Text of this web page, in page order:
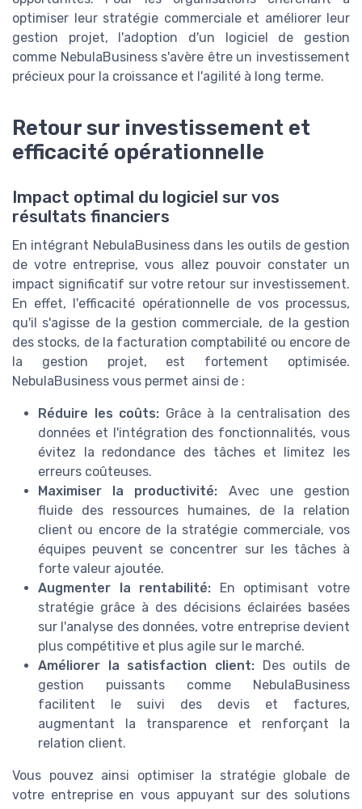
optimiser leur stratégie commerciale et améliorer leur
gestion projet, l'adoption d'un logiciel de gestion
comme NebulaBusiness s'avère être un investissement
précieux pour la croissance et l'agilité à long terme.
Retour sur investissement et
efficacité opérationnelle
Impact optimal du logiciel sur vos
résultats financiers
En intégrant NebulaBusiness dans les outils de gestion
de votre entreprise, vous allez pouvoir constater un
impact significatif sur votre retour sur investissement.
En effet, l'efficacité opérationnelle de vos processus,
qu'il s'agisse de la gestion commerciale, de la gestion
des stocks, de la facturation comptabilité ou encore de
la gestion projet, est fortement optimisée.
NebulaBusiness vous permet ainsi de :
Réduire les coûts: Grâce à la centralisation des
données et l'intégration des fonctionnalités, vous
évitez la redondance des tâches et limitez les
erreurs coûteuses.
Maximiser la productivité: Avec une gestion
fluide des ressources humaines, de la relation
client ou encore de la stratégie commerciale, vos
équipes peuvent se concentrer sur les tâches à
forte valeur ajoutée.
Augmenter la rentabilité: En optimisant votre
stratégie grâce à des décisions éclairées basées
sur l'analyse des données, votre entreprise devient
plus compétitive et plus agile sur le marché.
Améliorer la satisfaction client: Des outils de
gestion puissants comme NebulaBusiness
facilitent le suivi des devis et factures,
augmentant la transparence et renforçant la
relation client.
Vous pouvez ainsi optimiser la stratégie globale de
votre entreprise en vous appuyant sur des solutions